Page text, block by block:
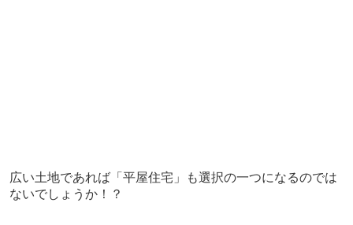
広い土地であれば「平屋住宅」も選択の一つになるのでは
ないでしょうか！？